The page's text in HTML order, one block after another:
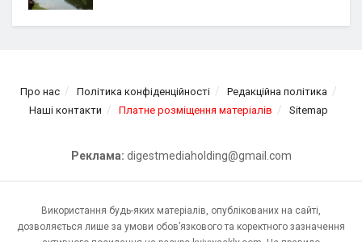
Про нас Політика конфіденційності
Редакційна політика
Наші контакти
Платне розміщення матеріалів Sitemap
Реклама: digestmediaholding@gmail.com
Використання будь-яких матеріалів, опублікованих на сайті,
дозволяється лише за умови обов’язкового та коректного зазначення